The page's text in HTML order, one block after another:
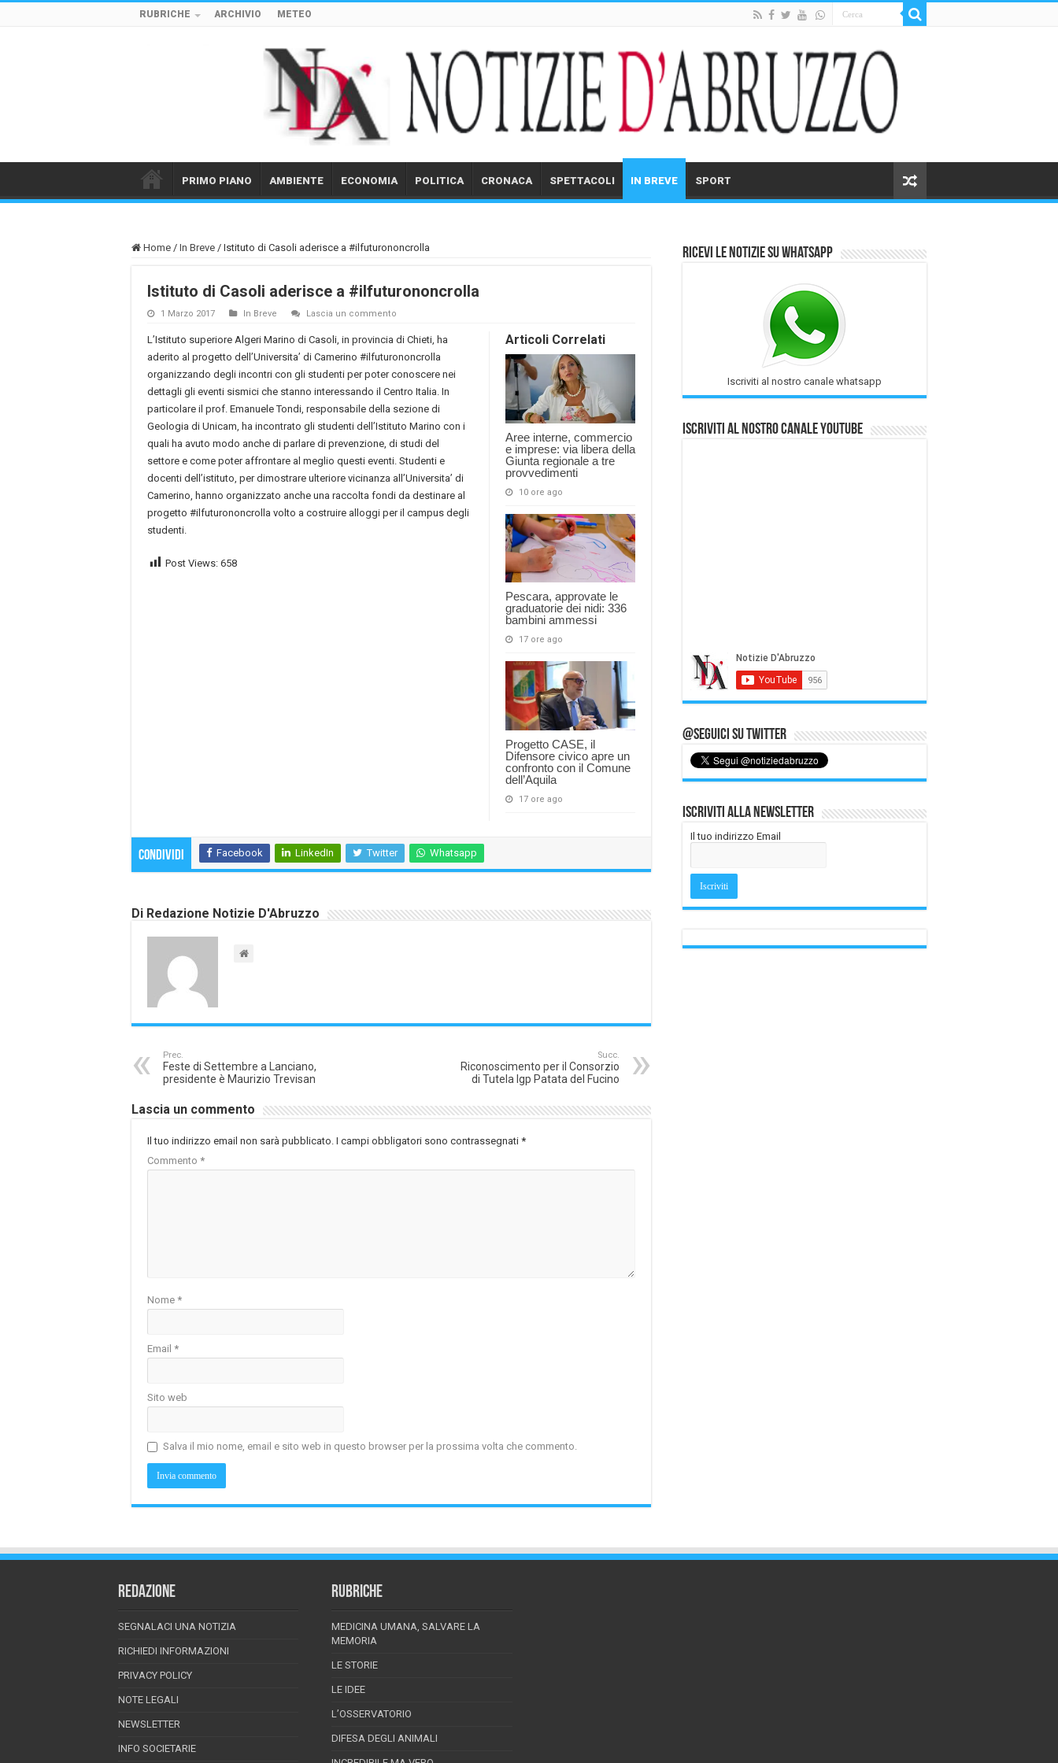
RUBRICHE ARCHIVIO METEO
PRIMO PIANO AMBIENTE ECONOMIA POLITICA CRONACA SPETTACOLI IN BREVE SPORT
Home / In Breve / Istituto di Casoli aderisce a #ilfuturononcrolla
Istituto di Casoli aderisce a #ilfuturononcrolla
1 Marzo 2017 In Breve Lascia un commento
Articoli Correlati
Aree interne, commercio
e imprese: via libera della
Giunta regionale a tre
provvedimenti
10 ore ago
Pescara, approvate le
graduatorie dei nidi: 336
bambini ammessi
17 ore ago
Progetto CASE, il
Difensore civico apre un
confronto con il Comune
dell’Aquila
17 ore ago
L’Istituto superiore Algeri Marino di Casoli, in provincia di Chieti, ha
aderito al progetto dell’Universita’ di Camerino #ilfuturononcrolla
organizzando degli incontri con gli studenti per poter conoscere nei
dettagli gli eventi sismici che stanno interessando il Centro Italia. In
particolare il prof. Emanuele Tondi, responsabile della sezione di
Geologia di Unicam, ha incontrato gli studenti dell’Istituto Marino con i
quali ha avuto modo anche di parlare di prevenzione, di studi del
settore e come poter affrontare al meglio questi eventi. Studenti e
docenti dell’istituto, per dimostrare ulteriore vicinanza all’Universita’ di
Camerino, hanno organizzato anche una raccolta fondi da destinare al
progetto #ilfuturononcrolla volto a costruire alloggi per il campus degli
studenti.
Post Views: 658
Condividi Facebook LinkedIn Twitter Whatsapp
Di Redazione Notizie D'Abruzzo
Prec.
Feste di Settembre a Lanciano,
presidente è Maurizio Trevisan
Succ.
Riconoscimento per il Consorzio
di Tutela Igp Patata del Fucino
Lascia un commento
Il tuo indirizzo email non sarà pubblicato. I campi obbligatori sono contrassegnati *
Commento *
Nome *
Email *
Sito web
Salva il mio nome, email e sito web in questo browser per la prossima volta che commento.
Ricevi le notizie su Whatsapp
Iscriviti al nostro canale whatsapp
Iscriviti al nostro Canale Youtube
@Seguici su Twitter
Iscriviti alla Newsletter
Il tuo indirizzo Email
REDAZIONE
SEGNALACI UNA NOTIZIA
RICHIEDI INFORMAZIONI
PRIVACY POLICY
NOTE LEGALI
NEWSLETTER
INFO SOCIETARIE
RUBRICHE
MEDICINA UMANA, SALVARE LA
MEMORIA
LE STORIE
LE IDEE
L’OSSERVATORIO
DIFESA DEGLI ANIMALI